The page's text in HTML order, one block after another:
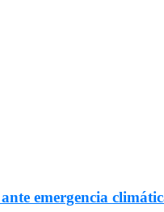
emergencia